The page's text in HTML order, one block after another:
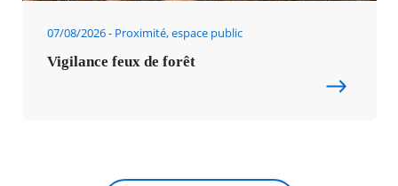
07/08/2026 Proximité, espace public
Vigilance feux de forêt